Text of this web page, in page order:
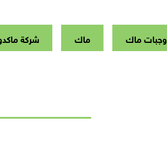
وجبات ماك ماك شركة